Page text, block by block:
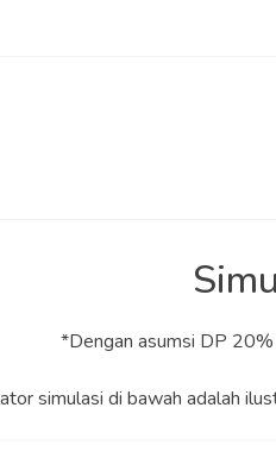
*Dengan asumsi DP
simulasi di bawah adalah